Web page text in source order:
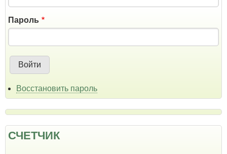
Пароль
Восстановить пароль
СЧЕТЧИК